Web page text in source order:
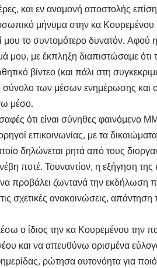
και εν αναμονή αποστολής
μήνυμα στην κα
μου το συντομότερο δυνατόν.
μου, με έκπληξη διαπιστώσαμε
βίντεο (και πάλι στη
σύνολο των μέσων ενημέρωσης
μέσο.
ότι είναι σύνηθες
επικοινωνίας, με τα
δηλώνεται ρητά από τους
ποτέ. Τουναντίον, η εξήγηση της
προβάλει ζωντανά την εκδήλωση
σχετικές ανακοινώσεις,
ο ίδιος την κα Κουρεμένου την
και να απευθύνω ορισμένα
ρώτησα αυτονόητα για